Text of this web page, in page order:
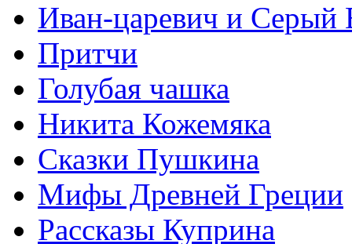
Иван-царевич и Серый
Притчи
Голубая чашка
Никита Кожемяка
Сказки Пушкина
Мифы Древней Греции
Рассказы Куприна